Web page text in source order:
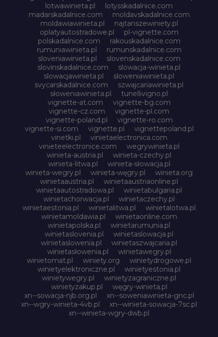
lotwawinieta.pl
lotysskadalnice.com
madarskadalnice.com
moldavskadalnice.com
moldawiawinieta.pl
najtanszewiniety.pl
oplatyautostradowe.pl
pl-vignette.com
polskadalnice.com
rakouskadalnice.com
rumuniawinieta.pl
rumunskadalnice.com
sloveniawinieta.pl
slovenskadalnice.com
slovinskadalnice.com
slowacja-winieta.pl
slowacjawinieta.pl
sloweniawinieta.pl
svycarskadalnice.com
szwajcariawinieta.pl
słoweniawinieta.pl
tunellivigno.pl
vignette-at.com
vignette-bg.com
vignette-cz.com
vignette-pl.com
vignette-poland.pl
vignette-ro.com
vignette-si.com
vignette.pl
vignettepoland.pl
vinetki.pl
vinietaelectronica.com
vinieteelectronice.com
wegrywinieta.pl
winieta-austria.pl
winieta-czechy.pl
winieta-litwa.pl
winieta-słowacja.pl
winieta-wegry.pl
winieta-węgry.pl
winieta.org
winietaaustria.pl
winietaaustriaonline.pl
winietaautostradowa.pl
winietabulgaria.pl
winietachorwacja.pl
winietaczechy.pl
winietaestonia.pl
winietalitwa.pl
winietalotwa.pl
winietamoldawia.pl
winietaonline.com
winietapolska.pl
winietarumunia.pl
winietaslovenia.pl
winietaslowacja.pl
winietaslowenia.pl
winietaszwajcaria.pl
winietasłowenia.pl
winietawegry.pl
winietomat.pl
winiety.org
winietydrogowe.pl
winietyelektroniczne.pl
winietyestonia.pl
winietywegry.pl
winietyzagraniczne.pl
winietyzakup.pl
węgry-winieta.pl
xn--sowacja-njb.org.pl
xn--soweniawinieta-gnc.pl
xn--wgry-winieta-4vb.pl
xn--winieta-sowacja-7sc.pl
xn--winieta-wgry-dwb.pl